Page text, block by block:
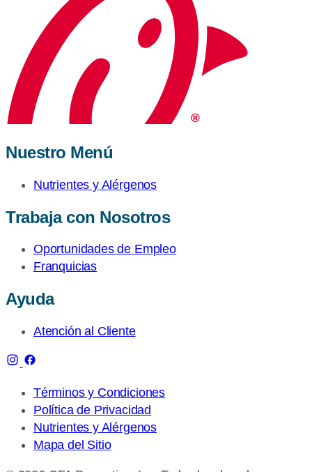
Nuestro Menú
Nutrientes y Alérgenos
Trabaja con Nosotros
Oportunidades de Empleo
Franquicias
Ayuda
Atención al Cliente
Términos y Condiciones
Política de Privacidad
Nutrientes y Alérgenos
Mapa del Sitio